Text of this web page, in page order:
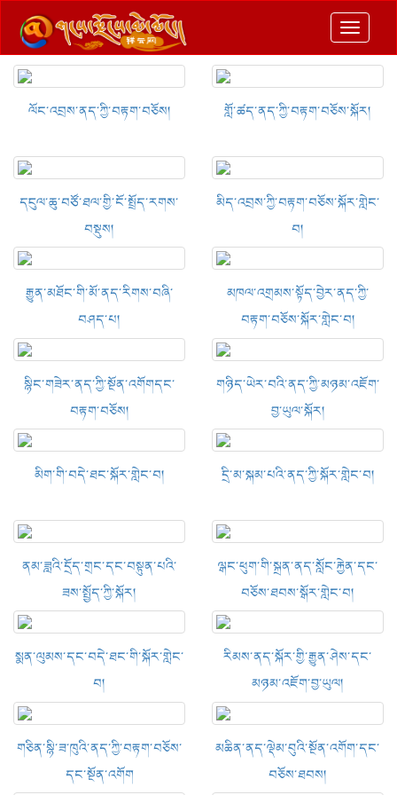
切
换
导
航
ལོང་འབྲས་ནད་ཀྱི་བརྟག་བཅོས། གློ་ཚད་ནད་ཀྱི་བརྟག་བཅོས་སྐོར།
དངུལ་ཆུ་བཙོ་ཐལ་གྱི་ངོ་སྤྲོད་རགས་
བསྡུས།
མིད་འབྲས་ཀྱི་བརྟག་བཅོས་སྐོར་གླེང་
བ།
རྒྱུན་མཐོང་གི་མོ་ནད་རིགས་བཞི་
བཤད་པ།
མཁལ་འགྲམས་སྟོད་བྱེར་ནད་ཀྱི་
བརྟག་བཅོས་སྐོར་གླེང་བ།
སྙིང་གཟེར་ནད་ཀྱི་སྔོན་འགོགདང་
བརྟག་བཅོས།
གཉིད་ཡེར་བའི་ནད་ཀྱི་མཉམ་འཇོག་
བྱ་ཡུལ་སྐོར།
མིག་གི་བདེ་ཐང་སྐོར་གླེང་བ། དྲི་མ་སྐམ་པའི་ནད་ཀྱི་སྐོར་གླེང་བ།
ནམ་ཟླའི་དྲོད་གྲང་དང་བསྟུན་པའི་
ཟས་སྤྱོད་ཀྱི་སྐོར།
ལྒང་ཕུག་གི་སྐྲན་ནད་སློང་རྐྱེན་དང་
བཅོས་ཐབས་སྒོར་གླེང་བ།
སྨན་ལུམས་དང་བདེ་ཐང་གི་སྐོར་གླེང་
བ།
རིམས་ནད་སྐོར་གྱི་རྒྱུན་ཤེས་དང་
མཉམ་འཇོག་བྱ་ཡུལ།
གཅིན་སྙི་ཟ་ཁུའི་ནད་ཀྱི་བརྟག་བཅོས་
དང་སྔོན་འགོག
མཆིན་ནད་ལྡེམ་བུའི་སྔོན་འགོག་དང་
བཅོས་ཐབས།